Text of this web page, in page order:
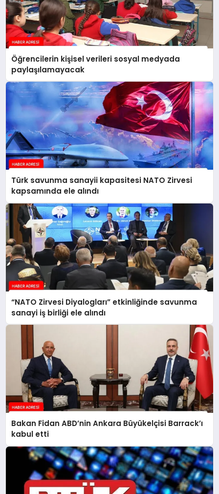
Öğrencilerin kişisel verileri sosyal medyada
paylaşılamayacak
Türk savunma sanayii kapasitesi NATO Zirvesi
kapsamında ele alındı
“NATO Zirvesi Diyalogları” etkinliğinde savunma
sanayi iş birliği ele alındı
Bakan Fidan ABD’nin Ankara Büyükelçisi Barrack’ı
kabul etti